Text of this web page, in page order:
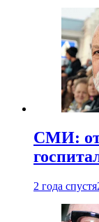
СМИ:
2 года спустя